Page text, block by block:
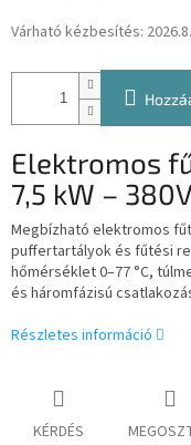
Várható kézbesítés:
Elektromos
7,5 kW –
Megbízható elektromos
puffertartályok és fűtési
hőmérséklet 0–77 °C,
és háromfázisú
Részletes információ
KÉRDÉS